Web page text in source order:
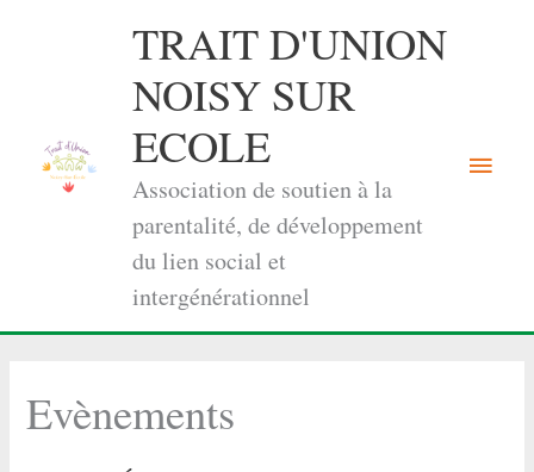
TRAIT D'UNION
NOISY SUR
ECOLE
Association de soutien à la
parentalité, de développement
du lien social et
intergénérationnel
Menu
Evènements